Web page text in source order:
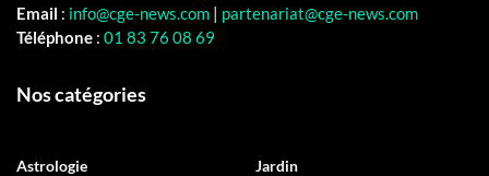
Email : info@cge-news.com | partenariat@cge-news.com
Téléphone : 01 83 76 08 69
Nos catégories
Astrologie
Jardin